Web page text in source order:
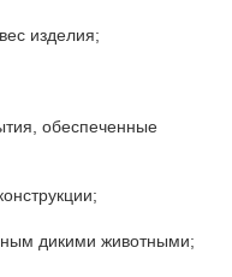
изделия;
обеспеченные
дикими животными;